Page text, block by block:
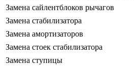
Замена сайлентблоков рычагов
Замена стабилизатора
Замена амортизаторов
Замена стоек стабилизатора
Замена ступицы